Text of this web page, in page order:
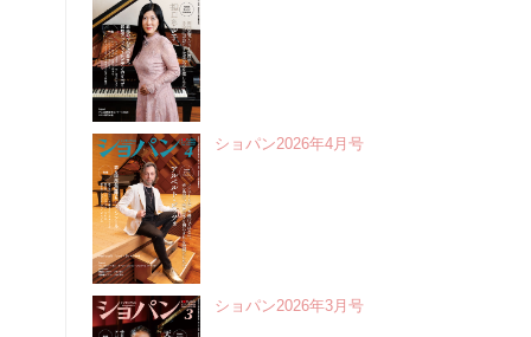
ショパン2026年4月号
ショパン2026年3月号